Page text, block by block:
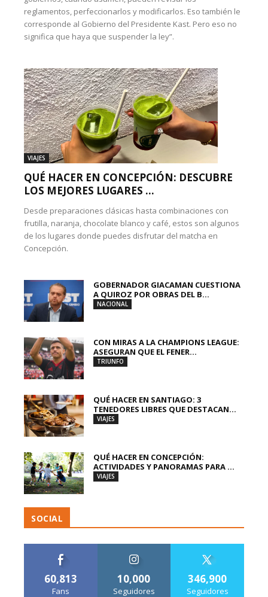
reglamentos, perfeccionarlos y modificarlos. Eso también le
corresponde al Gobierno del Presidente Kast. Pero eso no
significa que haya que suspender la ley”.
VIAJES
QUÉ HACER EN CONCEPCIÓN: DESCUBRE
LOS MEJORES LUGARES ...
Desde preparaciones clásicas hasta combinaciones con
frutilla, naranja, chocolate blanco y café, estos son algunos
de los lugares donde puedes disfrutar del matcha en
Concepción.
GOBERNADOR GIACAMAN CUESTIONA
A QUIROZ POR OBRAS DEL B...
NACIONAL
CON MIRAS A LA CHAMPIONS LEAGUE:
ASEGURAN QUE EL FENER...
TRIUNFO
QUÉ HACER EN SANTIAGO: 3
TENEDORES LIBRES QUE DESTACAN...
VIAJES
QUÉ HACER EN CONCEPCIÓN:
ACTIVIDADES Y PANORAMAS PARA ...
VIAJES
SOCIAL
60,813
Fans
10,000
Seguidores
346,900
Seguidores